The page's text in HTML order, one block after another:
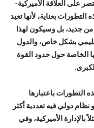
على العلاقة الأميركية-
التطورات بعناية، لأنها تعيد
من جديد، بل وسيكون لهذا
بشكل خاص، والدول
حول حدود القوة
التطورات باعتبارها
دولي فيه تعددية أكثر
الأميركية، وفي